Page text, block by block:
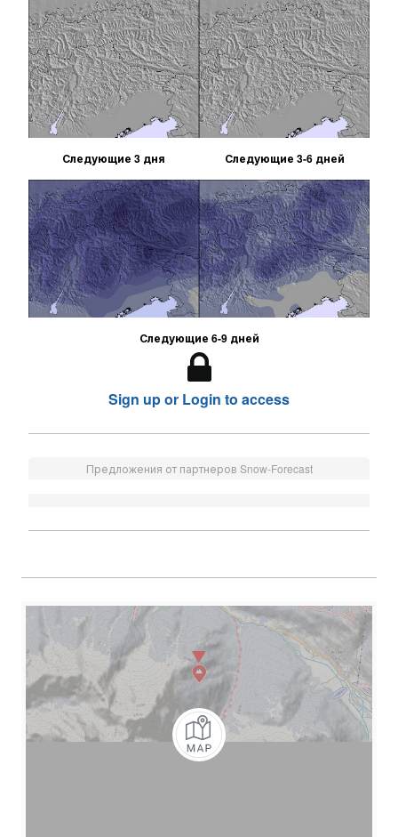
Следующие 3 дня Следующие 3-6 дней
Следующие 6-9 дней
Sign up or Login to access
Предложения от партнеров Snow-Forecast